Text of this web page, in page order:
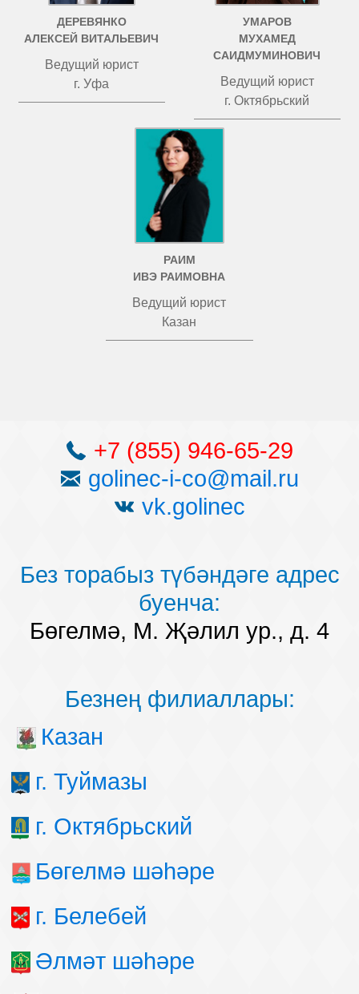
ДЕРЕВЯНКО
АЛЕКСЕЙ ВИТАЛЬЕВИЧ
Ведущий юрист
г. Уфа
УМАРОВ
МУХАМЕД
САИДМУМИНОВИЧ
Ведущий юрист
г. Октябрьский
РАИМ
ИВЭ РАИМОВНА
Ведущий юрист
Казан
+7 (855) 946-65-29
golinec-i-co@mail.ru
vk.golinec
Без торабыз түбәндәге адрес
буенча:
Бөгелмә, М. Җәлил ур., д. 4
Безнең филиаллары:
Казан
г. Туймазы
г. Октябрьский
Бөгелмә шәһәре
г. Белебей
Әлмәт шәһәре